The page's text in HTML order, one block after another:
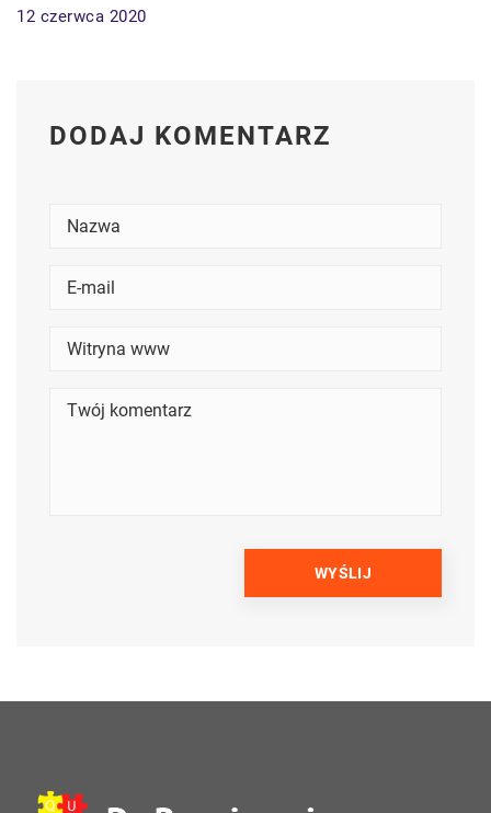
12 czerwca 2020
DODAJ KOMENTARZ